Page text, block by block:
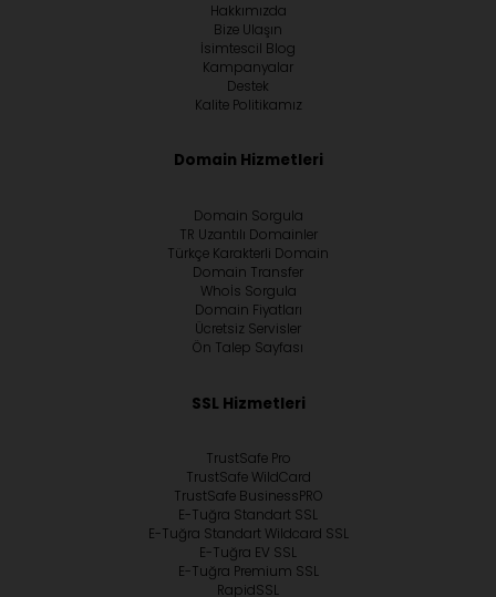
Hakkımızda
Bize Ulaşın
İsimtescil Blog
Kampanyalar
Destek
Kalite Politikamız
Domain Hizmetleri
Domain Sorgula
TR Uzantılı Domainler
Türkçe Karakterli Domain
Domain Transfer
Whoİs Sorgula
Domain Fiyatları
Ücretsiz Servisler
Ön Talep Sayfası
SSL Hizmetleri
TrustSafe Pro
TrustSafe WildCard
TrustSafe BusinessPRO
E-Tuğra Standart SSL
E-Tuğra Standart Wildcard SSL
E-Tuğra EV SSL
E-Tuğra Premium SSL
RapidSSL